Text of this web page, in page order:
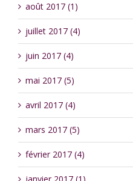
août 2017 (1)
juillet 2017 (4)
juin 2017 (4)
mai 2017 (5)
avril 2017 (4)
mars 2017 (5)
février 2017 (4)